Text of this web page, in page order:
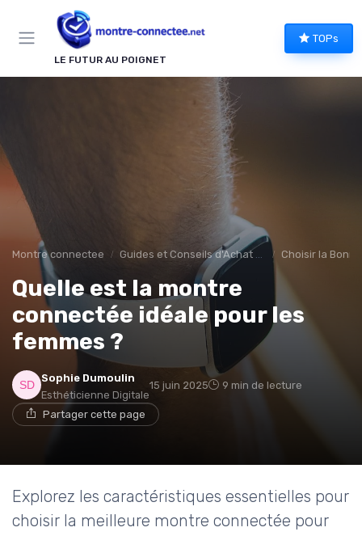
LE FUTUR AU POIGNET
TOPs
Montre connectee Guides et Conseils d'Achat montee connectée Choisir la
Quelle est la montre
connectée idéale pour les
femmes ?
Sophie Dumoulin
Esthéticienne Digitale
15 juin 2025 9 min de lecture
Partager cette page
Explorez les caractéristiques essentielles pour
choisir la meilleure montre connectée pour
Panneau de gestion des cookies